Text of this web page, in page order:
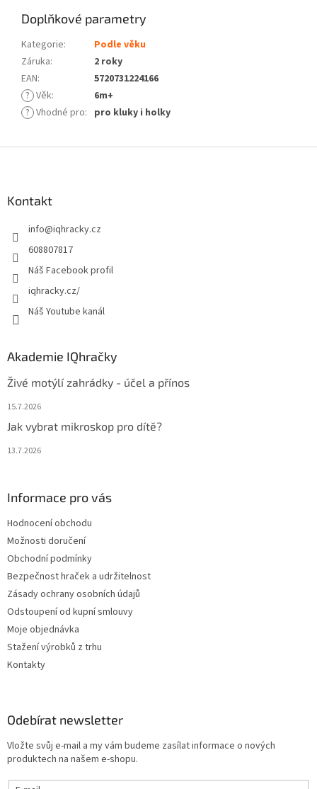
Doplňkové parametry
Kategorie:
Podle věku
Záruka:
2 roky
EAN:
5720731224166
? Věk:
6m+
? Vhodné pro: pro kluky i holky
Kontakt
info@iqhracky.cz
608807817
Náš Facebook profil
iqhracky.cz/
Náš Youtube kanál
Akademie IQhračky
Živé motýlí zahrádky - účel a přínos
15.7.2026
Jak vybrat mikroskop pro dítě?
13.7.2026
Informace pro vás
Hodnocení obchodu
Možnosti doručení
Obchodní podmínky
Bezpečnost hraček a udržitelnost
Zásady ochrany osobních údajů
Odstoupení od kupní smlouvy
Moje objednávka
Stažení výrobků z trhu
Kontakty
Odebírat newsletter
Vložte svůj e-mail a my vám budeme zasílat informace o nových
produktech na našem e-shopu.